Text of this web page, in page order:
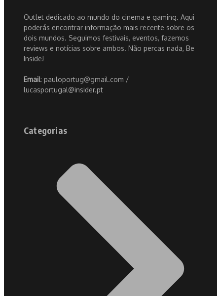
Outlet dedicado ao mundo do cinema e gaming. Aqui
poderás encontrar informação mais recente sobre os
dois mundos. Seguimos festivais, eventos, fazemos
reviews e notícias sobre ambos. Não percas nada, Be
Inside!
Email: pauloportug@gmail.com /
lucasportugal@insider.pt
Categorias